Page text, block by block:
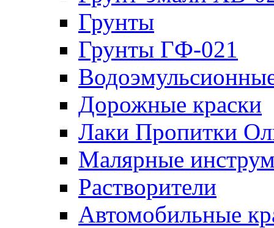
Грунты
Грунты ГФ-021
Дорожные краски
Лаки Пропитки
Малярные
Растворители
Автомобильные